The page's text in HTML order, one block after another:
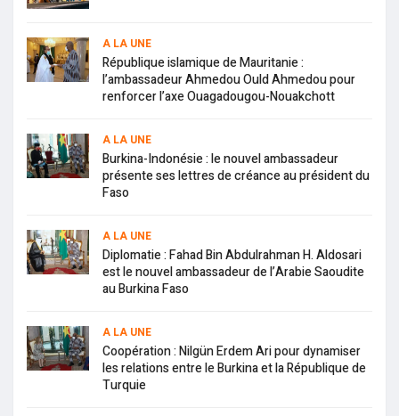
A LA UNE
République islamique de Mauritanie :
l’ambassadeur Ahmedou Ould Ahmedou pour
renforcer l’axe Ouagadougou-Nouakchott
A LA UNE
Burkina-Indonésie : le nouvel ambassadeur
présente ses lettres de créance au président du
Faso
A LA UNE
Diplomatie : Fahad Bin Abdulrahman H. Aldosari
est le nouvel ambassadeur de l’Arabie Saoudite
au Burkina Faso
A LA UNE
Coopération : Nilgün Erdem Ari pour dynamiser
les relations entre le Burkina et la République de
Turquie